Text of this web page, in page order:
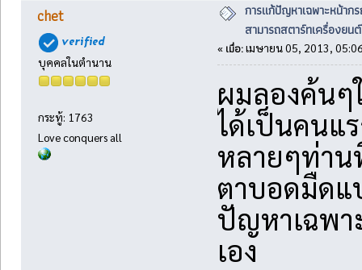
chet
บุคคลในตำนาน
กระทู้: 1763
Love conquers all
การแก้ปัญหาเฉพาะหน้า
สามารถสตาร์ทเครื่องยน
« เมื่อ:เมษายน 05, 2013,
ผมลองค้นๆ
ได้เป็นคน
หลายๆท่าน
ตาบอดมืด
ปัญหาเฉพา
เอง